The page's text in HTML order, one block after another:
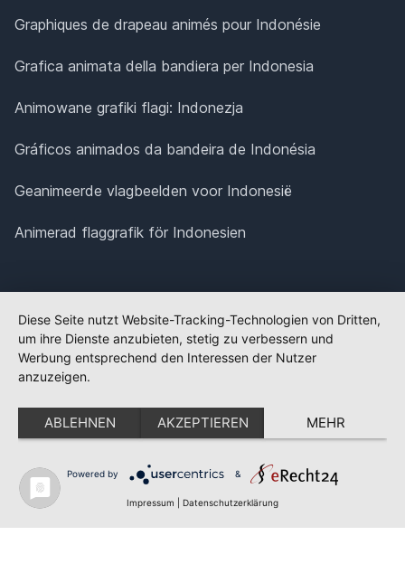
Graphiques de drapeau animés pour Indonésie
Grafica animata della bandiera per Indonesia
Animowane grafiki flagi: Indonezja
Gráficos animados da bandeira de Indonésia
Geanimeerde vlagbeelden voor Indonesië
Animerad flaggrafik för Indonesien
Diese Seite nutzt Website-Tracking-Technologien von Dritten,
um ihre Dienste anzubieten, stetig zu verbessern und
Werbung entsprechend den Interessen der Nutzer
anzuzeigen.
ABLEHNEN AKZEPTIEREN MEHR
Powered by &
Impressum Datenschutzerklärung